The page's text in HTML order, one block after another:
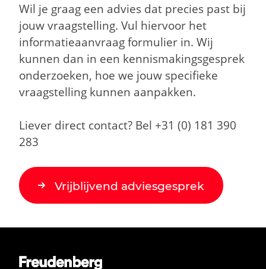
Wil je graag een advies dat precies past bij
jouw vraagstelling. Vul hiervoor het
informatieaanvraag formulier in. Wij
kunnen dan in een kennismakingsgesprek
onderzoeken, hoe we jouw specifieke
vraagstelling kunnen aanpakken.
Liever direct contact? Bel +31 (0) 181 390
283
Vrijblijvend adviesgesprek